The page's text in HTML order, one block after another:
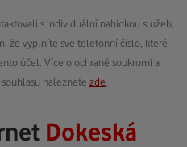
s individuální nabídkou služeb,
že vyplníte své telefonní číslo, které
účel. Více o ochraně soukromí a
naleznete zde
Dokeská